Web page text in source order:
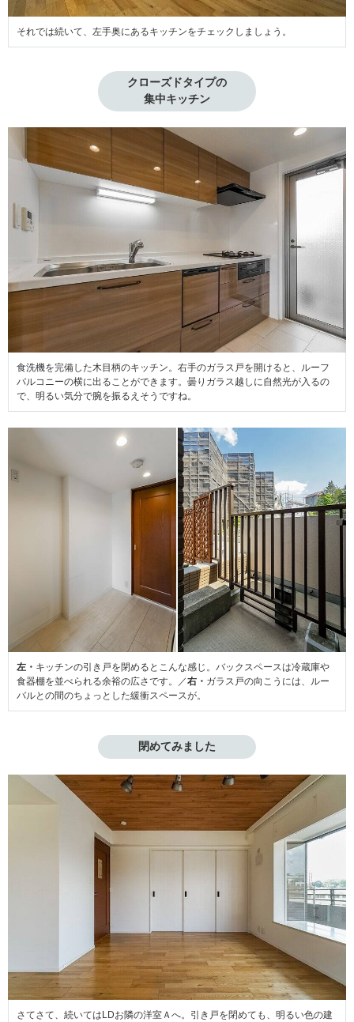
それでは続いて、左手奥にあるキッチンをチェックしましょう。
クローズドタイプの
集中キッチン
食洗機を完備した木目柄のキッチン。右手のガラス戸を開けると、ルーフ
バルコニーの横に出ることができます。曇りガラス越しに自然光が入るの
で、明るい気分で腕を振るえそうですね。
左・ キッチンの引き戸を閉めるとこんな感じ。バックスペースは冷蔵庫や
食器棚を並べられる余裕の広さです。／右・ ガラス戸の向こうには、ルー
バルとの間のちょっとした緩衝スペースが。
閉めてみました
さてさて、続いてはLDお隣の洋室Ａへ。引き戸を閉めても、明るい色の建